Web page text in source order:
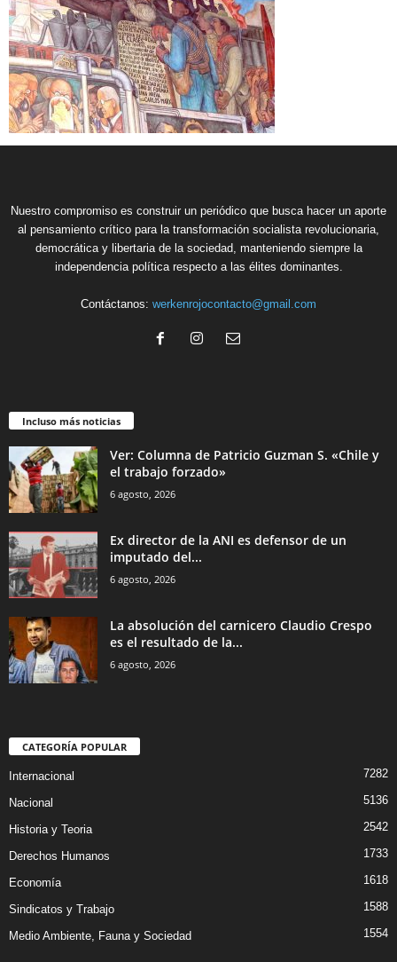
Nuestro compromiso es construir un periódico que busca hacer un aporte
al pensamiento crítico para la transformación socialista revolucionaria,
democrática y libertaria de la sociedad, manteniendo siempre la
independencia política respecto a las élites dominantes.
Contáctanos: werkenrojocontacto@gmail.com
Incluso más noticias
Ver: Columna de Patricio Guzman S. «Chile y
el trabajo forzado»
6 agosto, 2026
Ex director de la ANI es defensor de un
imputado del...
6 agosto, 2026
La absolución del carnicero Claudio Crespo
es el resultado de la...
6 agosto, 2026
CATEGORÍA POPULAR
Internacional 7282
Nacional 5136
Historia y Teoria 2542
Derechos Humanos 1733
Economía 1618
Sindicatos y Trabajo 1588
Medio Ambiente, Fauna y Sociedad 1554